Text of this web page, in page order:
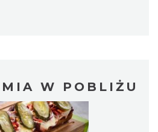
W POBLIŻU